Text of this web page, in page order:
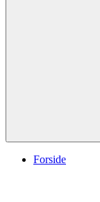
Forside